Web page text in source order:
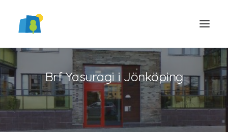
Brf Yasuragi i Jönköping